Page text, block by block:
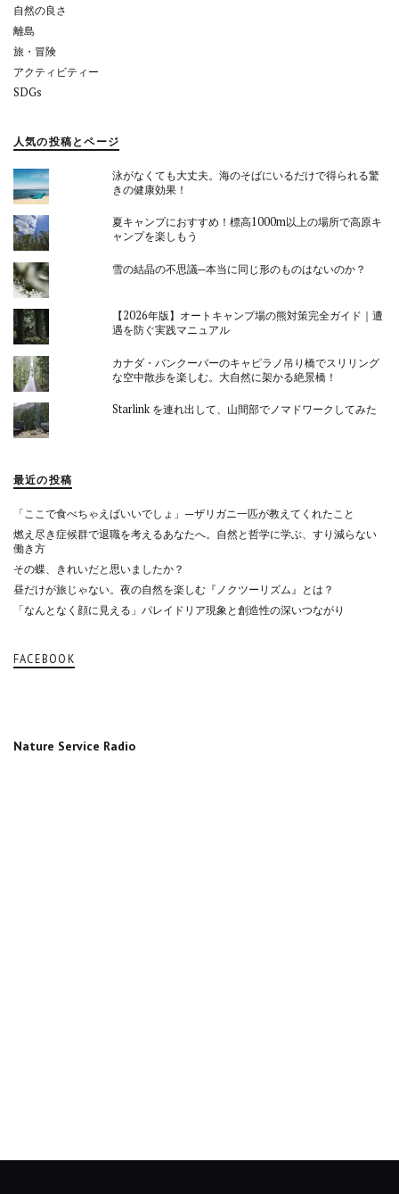
自然の良さ
離島
旅・冒険
アクティビティー
SDGs
人気の投稿とページ
泳がなくても大丈夫。海のそばにいるだけで得られる驚
きの健康効果！
夏キャンプにおすすめ！標高1000m以上の場所で高原キ
ャンプを楽しもう
雪の結晶の不思議─本当に同じ形のものはないのか？
【2026年版】オートキャンプ場の熊対策完全ガイド｜遭
遇を防ぐ実践マニュアル
カナダ・バンクーバーのキャピラノ吊り橋でスリリング
な空中散歩を楽しむ。大自然に架かる絶景橋！
Starlink を連れ出して、山間部でノマドワークしてみた
最近の投稿
「ここで食べちゃえばいいでしょ」—ザリガニ一匹が教えてくれたこと
燃え尽き症候群で退職を考えるあなたへ。自然と哲学に学ぶ、すり減らない
働き方
その蝶、きれいだと思いましたか？
昼だけが旅じゃない。夜の自然を楽しむ『ノクツーリズム』とは？
「なんとなく顔に見える」パレイドリア現象と創造性の深いつながり
FACEBOOK
Nature Service Radio